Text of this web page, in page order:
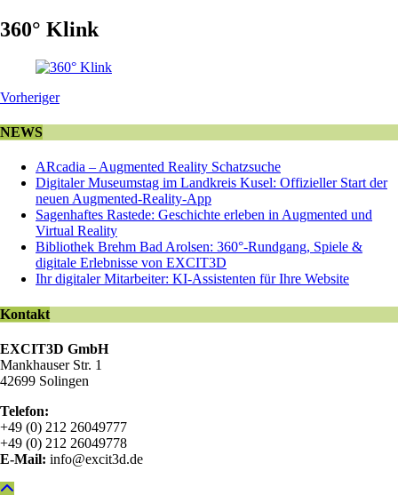
360° Klink
Vorheriger
NEWS
ARcadia – Augmented Reality Schatzsuche
Digitaler Museumstag im Landkreis Kusel: Offizieller Start der
neuen Augmented-Reality-App
Sagenhaftes Rastede: Geschichte erleben in Augmented und
Virtual Reality
Bibliothek Brehm Bad Arolsen: 360°-Rundgang, Spiele &
digitale Erlebnisse von EXCIT3D
Ihr digitaler Mitarbeiter: KI-Assistenten für Ihre Website
Kontakt
EXCIT3D GmbH
Mankhauser Str. 1
42699 Solingen
Telefon:
+49 (0) 212 26049777
+49 (0) 212 26049778
E-Mail: info@excit3d.de